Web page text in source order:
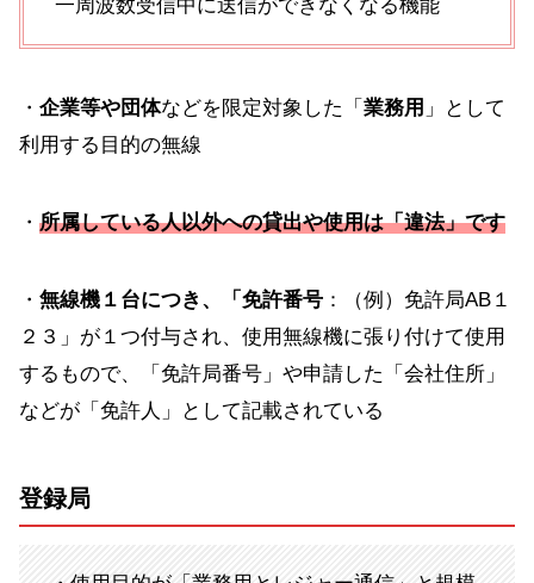
一周波数受信中に送信ができなくなる機能
・ 企業等や団体などを限定対象した「 業務用 」として
利用する目的の無線
・ 所属している人以外への貸出や使用は「違法」です
・ 無線機１台につき、「免許番号 ：（例）免許局AB１
２３」が１つ付与され、使用無線機に張り付けて使用
するもので、「免許局番号」や申請した「会社住所」
などが「免許人」として記載されている
登録局